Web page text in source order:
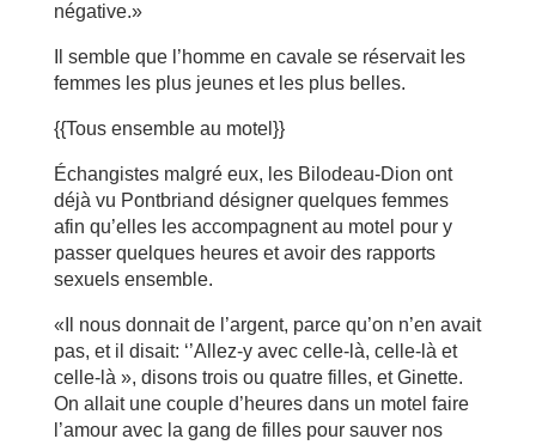
négative.»
Il semble que l’homme en cavale se réservait les
femmes les plus jeunes et les plus belles.
{{Tous ensemble au motel}}
Échangistes malgré eux, les Bilodeau-Dion ont
déjà vu Pontbriand désigner quelques femmes
afin qu’elles les accompagnent au motel pour y
passer quelques heures et avoir des rapports
sexuels ensemble.
«Il nous donnait de l’argent, parce qu’on n’en avait
pas, et il disait: ‘’Allez-y avec celle-là, celle-là et
celle-là », disons trois ou quatre filles, et Ginette.
On allait une couple d’heures dans un motel faire
l’amour avec la gang de filles pour sauver nos